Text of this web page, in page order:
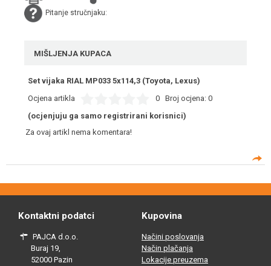
Pitanje stručnjaku:
MIŠLJENJA KUPACA
Set vijaka RIAL MP033 5x114,3 (Toyota, Lexus)
Ocjena artikla
0 Broj ocjena: 0
(ocjenjuju ga samo registrirani korisnici)
Za ovaj artikl nema komentara!
Kontaktni podatci
PAJCA d.o.o.
Buraj 19,
52000 Pazin
Kupovina
Načini poslovanja
Način plačanja
Lokacije preuzema